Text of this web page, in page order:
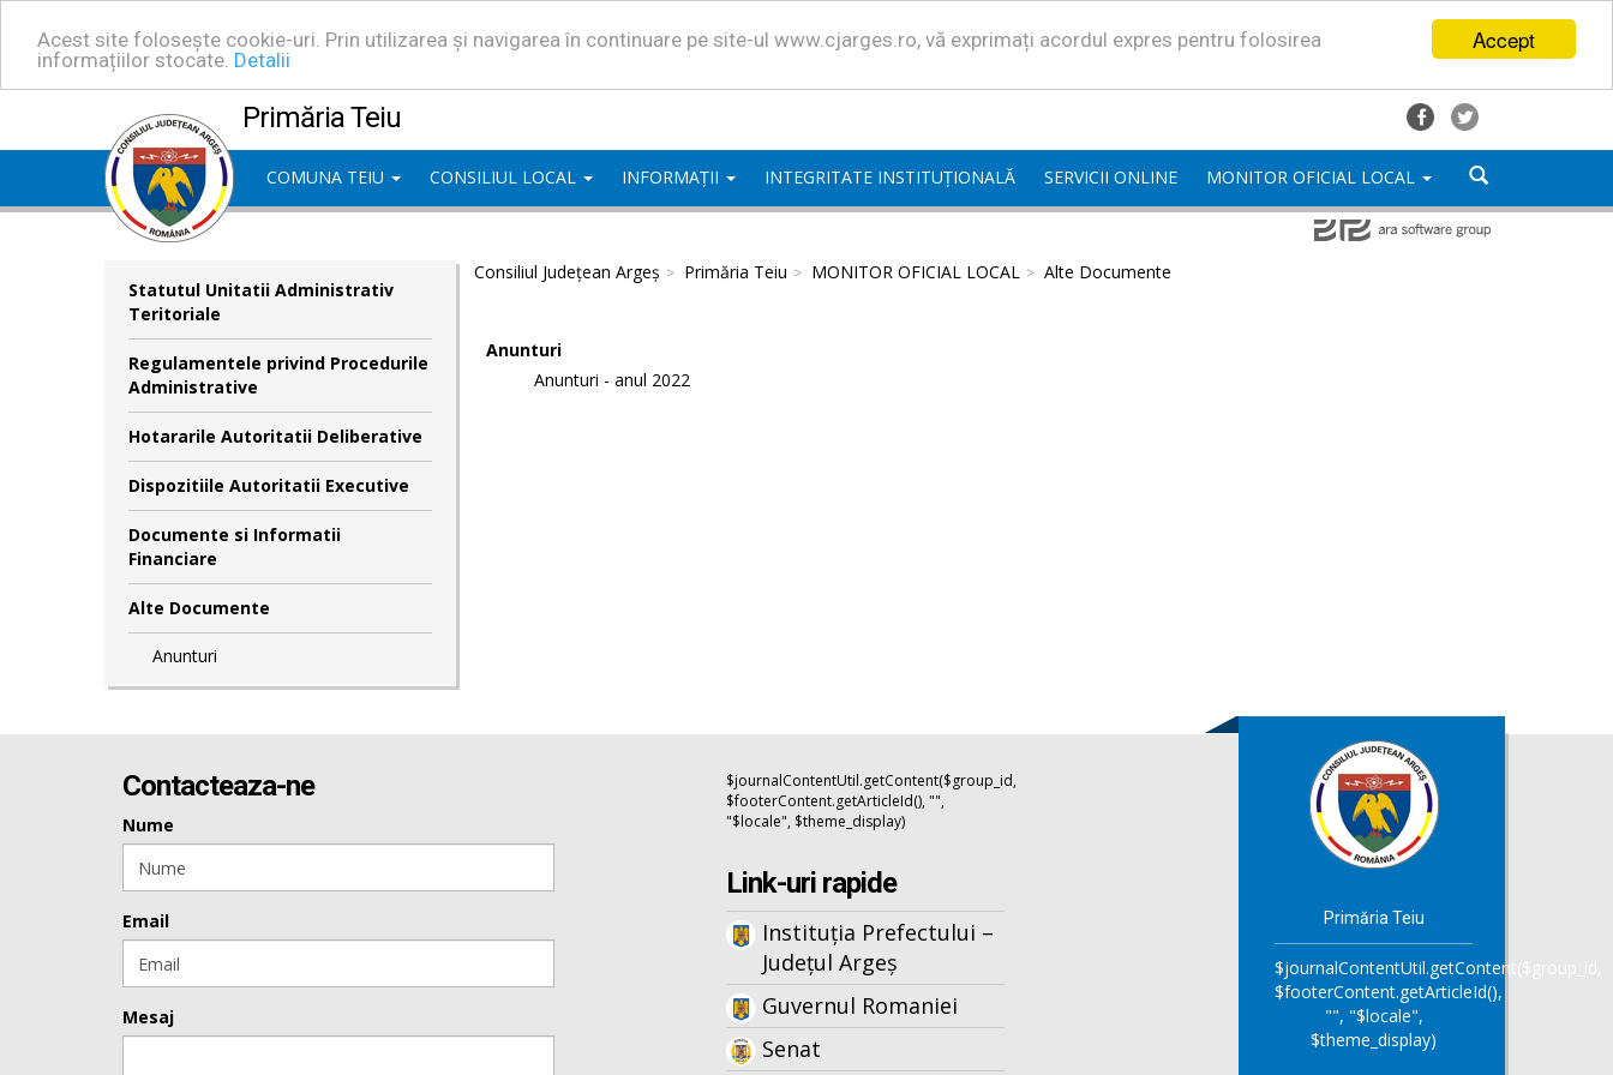
Accept
Acest site folosește cookie-uri. Prin utilizarea și navigarea în continuare pe site-ul www.cjarges.ro, vă exprimați acordul expres pentru folosirea
informațiilor stocate. Detalii
Primăria Teiu
COMUNA TEIU CONSILIUL LOCAL INFORMAȚII INTEGRITATE INSTITUȚIONALĂ SERVICII ONLINE MONITOR OFICIAL LOCAL
Statutul Unitatii Administrativ
Teritoriale
Regulamentele privind Procedurile
Administrative
Hotararile Autoritatii Deliberative
Dispozitiile Autoritatii Executive
Documente si Informatii
Financiare
Alte Documente
Anunturi
Consiliul Județean Argeș Primăria Teiu MONITOR OFICIAL LOCAL Alte Documente
Anunturi
Anunturi - anul 2022
Contacteaza-ne
Nume
Email
Mesaj
$journalContentUtil.getContent($group_id,
$footerContent.getArticleId(), "",
"$locale", $theme_display)
Link-uri rapide
Instituția Prefectului –
Județul Argeș
Guvernul Romaniei
Senat
Primăria Teiu
$journalContentUtil.getContent($group_id,
$footerContent.getArticleId(),
"", "$locale",
$theme_display)